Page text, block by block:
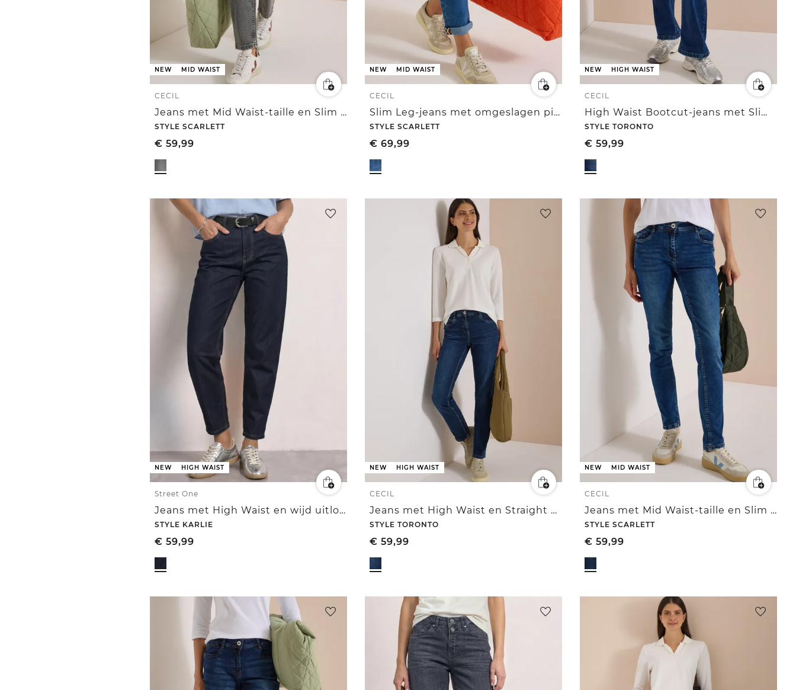
NEW MID WAIST
CECIL
Jeans met Mid Waist-taille en Slim Leg-pijpen in casual pasvorm
STYLE SCARLETT
€ 59,99
NEW MID WAIST
CECIL
Slim Leg-jeans met omgeslagen pijpen en luipaardprintband
STYLE SCARLETT
€ 69,99
NEW HIGH WAIST
CECIL
High Waist Bootcut-jeans met Slim Fit-pasvorm
STYLE TORONTO
€ 59,99
NEW HIGH WAIST
Street One
Jeans met High Waist en wijd uitlopende pijpen in een Loose Fit-pasvorm
STYLE KARLIE
€ 59,99
NEW HIGH WAIST
CECIL
Jeans met High Waist en Straight Leg in Slim Fit
STYLE TORONTO
€ 59,99
NEW MID WAIST
CECIL
Jeans met Mid Waist-taille en Slim Leg-pijpen in casual pasvorm
STYLE SCARLETT
€ 59,99